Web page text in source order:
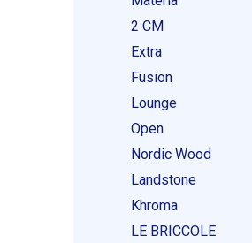
2 CM
Extra
Fusion
Lounge
Open
Nordic Wood
Landstone
Khroma
LE BRICCOLE